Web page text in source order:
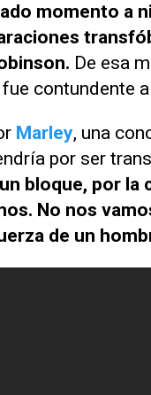
momento a
. De esa
contundente
Marley, una
por ser
bloque, por la
No nos
de un